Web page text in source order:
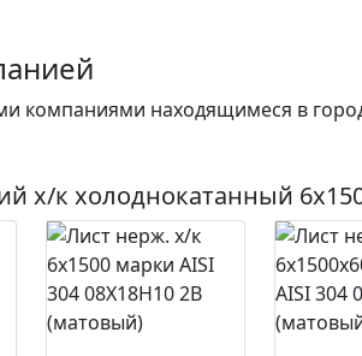
компаниями находящимеся в
х/к холоднокатанный